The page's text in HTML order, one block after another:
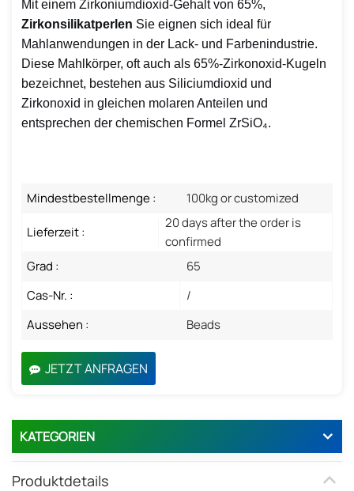
Mit einem Zirkoniumdioxid-Gehalt von 65%,
Zirkonsilikatperlen Sie eignen sich ideal für
Mahlanwendungen in der Lack- und Farbenindustrie.
Diese Mahlkörper, oft auch als 65%-Zirkonoxid-Kugeln
bezeichnet, bestehen aus Siliciumdioxid und
Zirkonoxid in gleichen molaren Anteilen und
entsprechen der chemischen Formel ZrSiO₄.
Mindestbestellmenge : 100kg or customized
Lieferzeit :
20 days after the order is
confirmed
Grad :
65
Cas-Nr. :
/
Aussehen :
Beads
JETZT ANFRAGEN
KATEGORIEN
Produktdetails